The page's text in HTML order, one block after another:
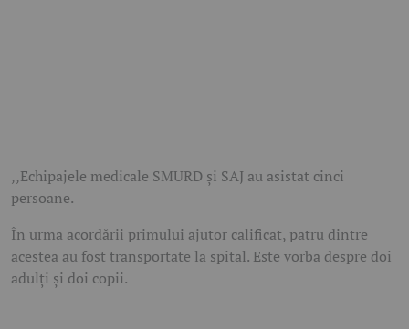
,,Echipajele medicale SMURD și SAJ au asistat cinci
persoane.
În urma acordării primului ajutor calificat, patru dintre
acestea au fost transportate la spital. Este vorba despre doi
adulți și doi copii.